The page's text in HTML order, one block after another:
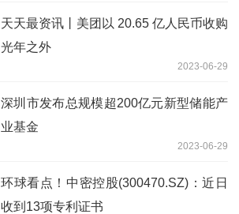
天天最资讯丨美团以 20.65 亿人民币收购
光年之外
2023-06-29
深圳市发布总规模超200亿元新型储能产
业基金
2023-06-29
环球看点！中密控股(300470.SZ)：近日
收到13项专利证书